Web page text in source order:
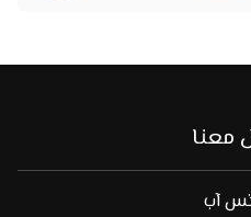
معنا
آب